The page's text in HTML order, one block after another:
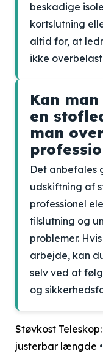
beskadige
kortslutning
altid for, at
ikke
Kan
en
man
Det anbefales
udskiftning af
professionel
tilslutning og
problemer.
arbejde, kan
selv ved at
og
Støvkost
justerbar længde •